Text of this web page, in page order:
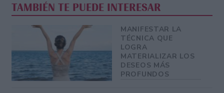
TAMBIÉN TE PUEDE INTERESAR
MANIFESTAR LA
TÉCNICA QUE
LOGRA
MATERIALIZAR LOS
DESEOS MÁS
PROFUNDOS